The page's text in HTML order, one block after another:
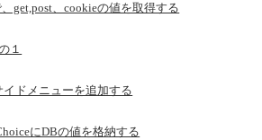
get,post、cookieの値を取得する
１
ドメニューを追加する
にDBの値を格納する